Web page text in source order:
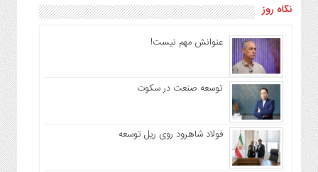
نگاه روز
عنوانش مهم نیست!
توسعه صنعت در سکوت
فولاد شاهرود روی ریل توسعه